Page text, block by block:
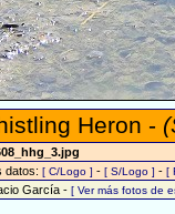
Heron -
datos: [ C/Logo ] - [ S/Logo ] - [
García - [ Ver más fotos de